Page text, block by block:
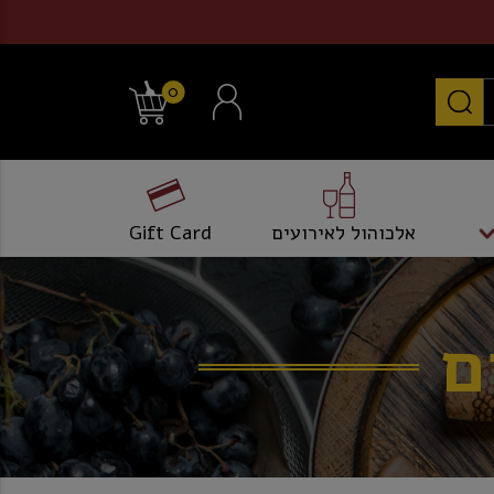
0
אלכוהול לאירועים Gift Card